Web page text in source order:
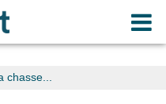
chasse...